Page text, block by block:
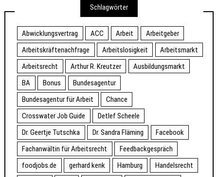
Schlagwörter
Abwicklungsvertrag ACC Arbeit
Arbeitgeber
Arbeitskräftenachfrage
Arbeitslosigkeit
Arbeitsmarkt
Arbeitsrecht
Arthur R. Kreutzer
Ausbildungsmarkt
BA
Bonus
Bundesagentur
Bundesagentur für Arbeit
Chance
Crosswater Job Guide
Detlef Scheele
Dr. Geertje Tutschka
Dr. Sandra Fläming
Facebook
Fachanwältin für Arbeitsrecht
Feedbackgespräch
foodjobs.de
gerhard kenk Hamburg
Handelsrecht